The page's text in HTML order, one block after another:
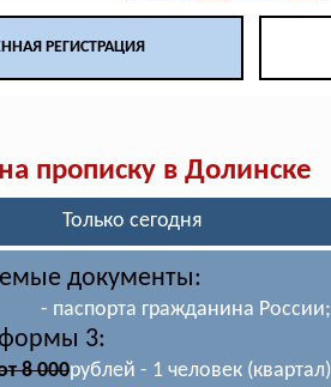
РЕГИСТРАЦИЯ
прописку в Долинске
Только сегодня
документы:
- паспорта гражданина России;
3:
8 000рублей - 1 человек (квартал)